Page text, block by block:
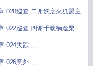
020巡查 二谢妖之火狐盟主
022巡查 四谢千载楠逢栗盟
024失踪 二
026意外 二